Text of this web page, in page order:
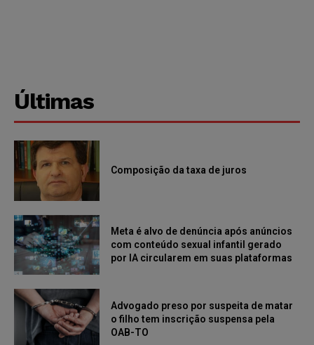
Últimas
Composição da taxa de juros
Meta é alvo de denúncia após anúncios
com conteúdo sexual infantil gerado
por IA circularem em suas plataformas
Advogado preso por suspeita de matar
o filho tem inscrição suspensa pela
OAB-TO